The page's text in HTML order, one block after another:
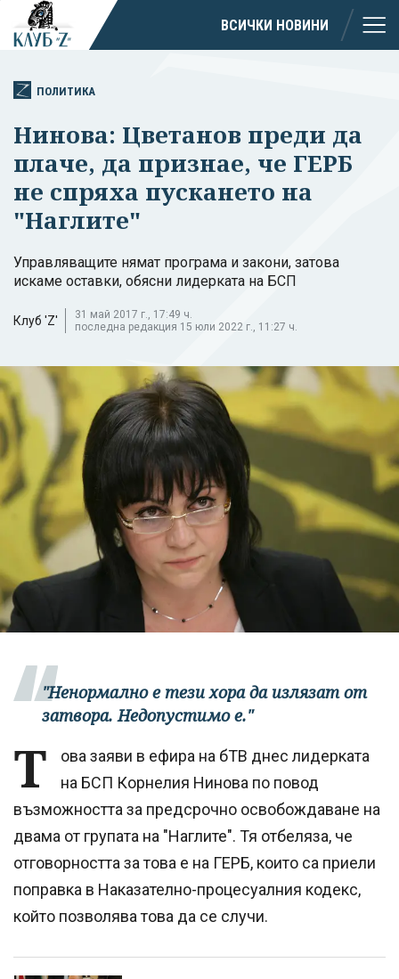
ВСИЧКИ НОВИНИ
ПОЛИТИКА
Нинова: Цветанов преди да
плаче, да признае, че ГЕРБ
не спряха пускането на
"Наглите"
Управляващите нямат програма и закони, затова
искаме оставки, обясни лидерката на БСП
Клуб 'Z'
31 май 2017 г., 17:49 ч.
последна редакция 15 юли 2022 г., 11:27 ч.
"Ненормално е тези хора да излязат от
затвора. Недопустимо е."
Т
ова заяви в ефира на бТВ днес лидерката
на БСП Корнелия Нинова по повод
възможността за предсрочно освобождаване на
двама от групата на "Наглите". Тя отбеляза, че
отговорността за това е на ГЕРБ, които са приели
поправка в Наказателно-процесуалния кодекс,
който позволява това да се случи.